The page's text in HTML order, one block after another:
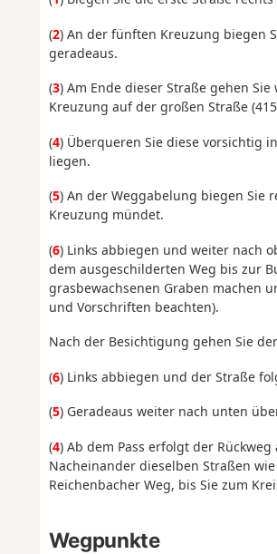
(2) An der fünften Kreuzung biegen
geradeaus.
(3) Am Ende dieser Straße gehen
Kreuzung auf der großen Straße
(4) Überqueren Sie diese vorsichtig
liegen.
(5) An der Weggabelung biegen Sie
Kreuzung mündet.
(6) Links abbiegen und weiter nach
dem ausgeschilderten Weg bis zur
grasbewachsenen Graben machen
und Vorschriften beachten).
Nach der Besichtigung gehen Sie
(6) Links abbiegen und der Straße
(5) Geradeaus weiter nach unten
(4) Ab dem Pass erfolgt der
Nacheinander dieselben Straßen
Reichenbacher Weg, bis Sie zum
Wegpunkte